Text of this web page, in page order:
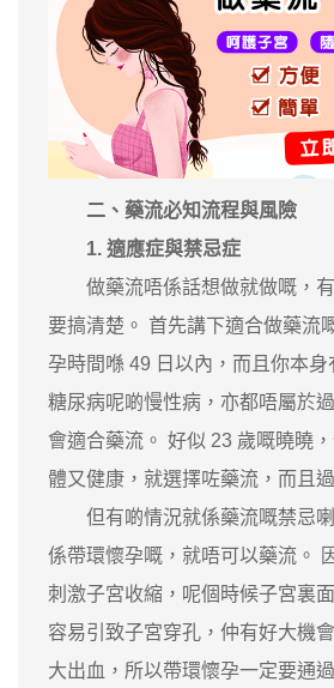
二、藥流必知流程與風險
1. 適應症與禁忌症
做藥流唔係話想做就做嘅，有
要搞清楚。 首先講下適合做藥流
孕時間喺 49 日以內，而且你本身
糖尿病呢啲慢性病，亦都唔屬於
會適合藥流。 好似 23 歲嘅曉曉
體又健康，就選擇咗藥流，而且
但有啲情況就係藥流嘅禁忌喇
係帶環懷孕嘅，就唔可以藥流。
刺激子宮收縮，呢個時候子宮裏
容易引致子宮穿孔，仲有好大機
大出血，所以帶環懷孕一定要通過